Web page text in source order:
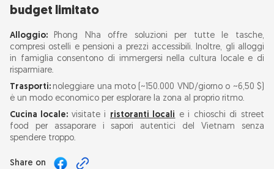
budget limitato
Alloggio:
Phong Nha offre soluzioni per tutte le tasche,
compresi ostelli e pensioni a prezzi accessibili. Inoltre, gli alloggi
in famiglia consentono di immergersi nella cultura locale e di
risparmiare.
Trasporti: noleggiare una moto (~150.000 VND/giorno o ~6,50 $)
è un modo economico per esplorare la zona al proprio ritmo.
Cucina locale: visitate i ristoranti locali e i chioschi di street
food per assaporare i sapori autentici del Vietnam senza
spendere troppo.
Share on